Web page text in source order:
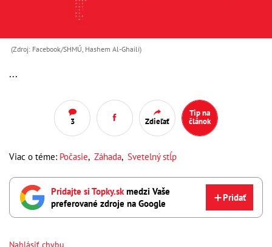
(Zdroj: Facebook/SHMÚ, Hashem Al-Ghaili)
...
3 Zdieľať
Tip na
článok
Viac o téme: Počasie, Záhada, Svetelný stĺp
Pridajte si Topky.sk medzi Vaše
preferované zdroje na Google
Pridať
Nahlásiť chybu